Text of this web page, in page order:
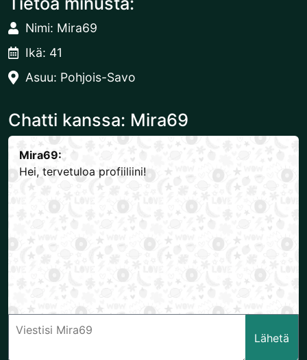
Nimi: Mira69
Ikä: 41
Asuu: Pohjois-Savo
Chatti kanssa: Mira69
Mira69:
Hei, tervetuloa profiiliini!
Lähetä